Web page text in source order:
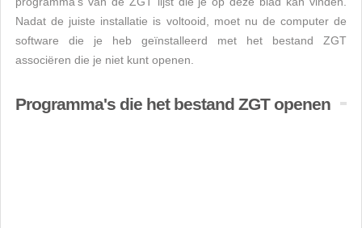
Nadat de juiste installatie is voltooid, moet nu de computer de
software die je heb geïnstalleerd met het bestand ZGT
associëren die je niet kunt openen.
Programma's die het bestand ZGT openen